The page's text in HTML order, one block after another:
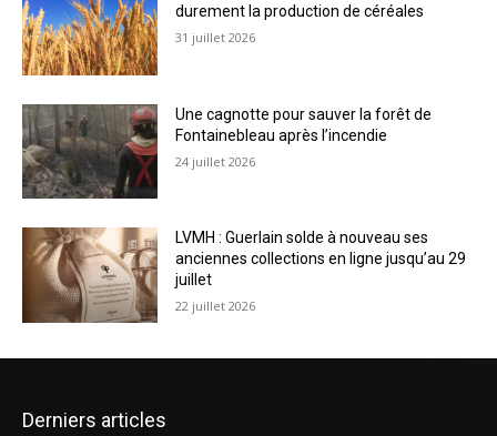
durement la production de céréales
31 juillet 2026
Une cagnotte pour sauver la forêt de
Fontainebleau après l’incendie
24 juillet 2026
LVMH : Guerlain solde à nouveau ses
anciennes collections en ligne jusqu’au 29
juillet
22 juillet 2026
Derniers articles